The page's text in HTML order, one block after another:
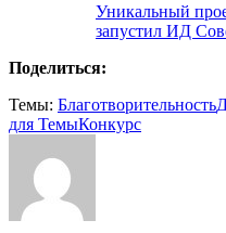
Уникальный
запустил ИД
Поделиться:
Темы: Благотворительность
для ТемыКонкурс